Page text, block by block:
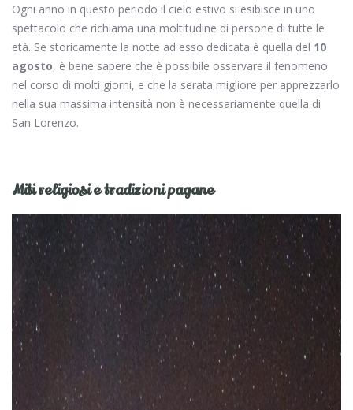
Ogni anno in questo periodo il cielo estivo si esibisce in uno
spettacolo che richiama una moltitudine di persone di tutte le
età. Se storicamente la notte ad esso dedicata è quella del 10
agosto, è bene sapere che è possibile osservare il fenomeno
nel corso di molti giorni, e che la serata migliore per apprezzarlo
nella sua massima intensità non è necessariamente quella di
San Lorenzo.
Miti religiosi e tradizioni pagane